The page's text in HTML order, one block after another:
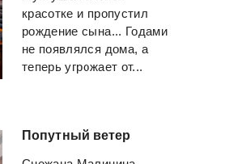
красотке и пропустил
рождение сына... Годами
не появлялся дома, а
теперь угрожает от...
Попутный ветер